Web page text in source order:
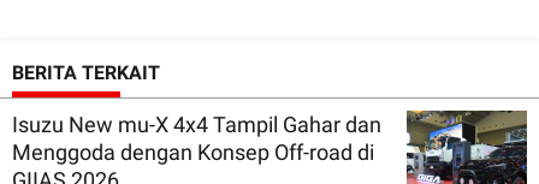
BERITA TERKAIT
Isuzu New mu-X 4x4 Tampil Gahar dan
Menggoda dengan Konsep Off-road di